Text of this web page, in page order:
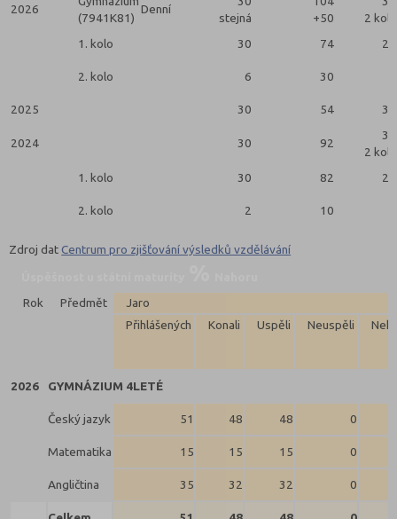
2026
(7941K81)
Denní
stejná
+50
2 kola
1. kolo
30 74 24
2. kolo 6 30
2025 30 54 30
2024 30 92
30
2 kola
1. kolo
30 82 28
2. kolo 2 10
Zdroj datCentrum pro zjišťování výsledků vzdělávání
Rok
Předmět
Jaro
Přihlášených
Konali Uspěli Neuspěli
2026 GYMNÁZIUM 4LETÉ
Český jazyk 51 48 48 0
Matematika 15 15 15 0
Angličtina 35 32 32 0